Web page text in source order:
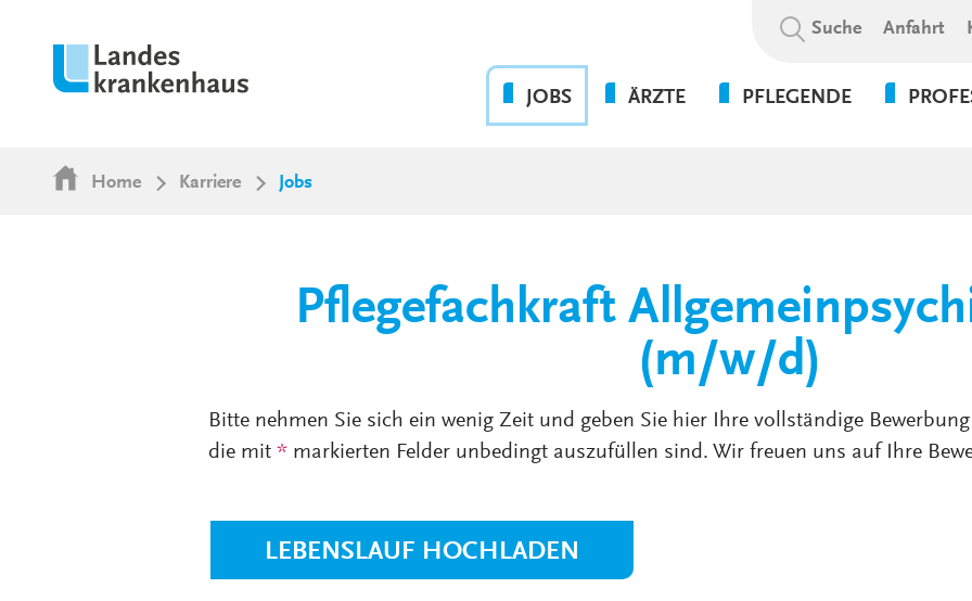
Suchbegriff:
Suche Anfahrt
JOBS
PRAKTIKUM
UNSERE STANDORTE
WEITERBILDUNG &
ENTWICKLUNG
KULTUR & WERTE
ÄRZTE
GESUNDHEITSEINRICHTUNGEN
PSYCHOLOGIE
PFLEGENDE
4-TAGE-WOCHE
FORT- UND
ZUSATZLEISTUNGEN
SERVICE
Home Karriere Jobs
Pflegefachkraft
(m/w/d)
Bitte nehmen Sie sich ein wenig Zeit und geben Sie hier Ihre vollständige
die mit * markierten Felder unbedingt auszufüllen sind. Wir freuen uns auf Ihre
LEBENSLAUF HOCHLADEN